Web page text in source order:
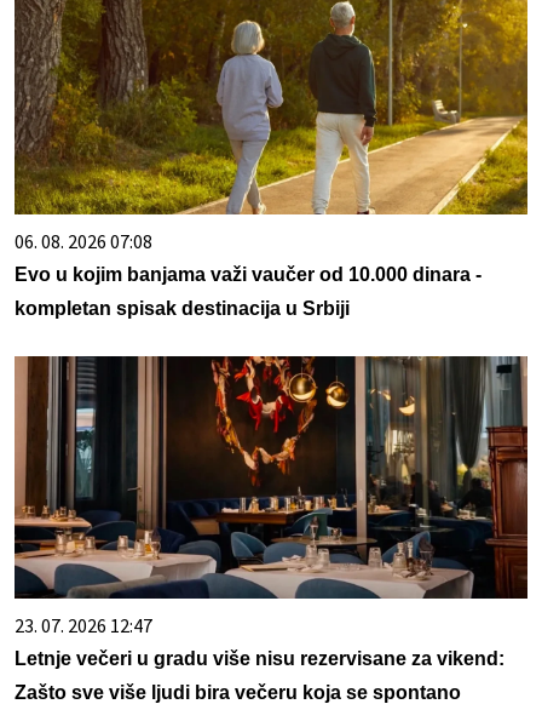
06. 08. 2026 07:08
Evo u kojim banjama važi vaučer od 10.000 dinara -
kompletan spisak destinacija u Srbiji
23. 07. 2026 12:47
Letnje večeri u gradu više nisu rezervisane za vikend:
Zašto sve više ljudi bira večeru koja se spontano